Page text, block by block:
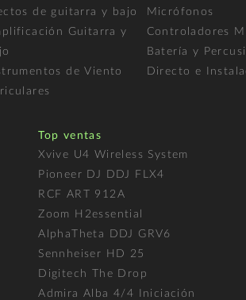
de guitarra y bajo
Guitarra y
de Viento
Micrófonos
Controladores
Batería y
Directo e
Top ventas
Xvive U4 Wireless System
Pioneer DJ DDJ FLX4
RCF ART 912A
Zoom H2essential
AlphaTheta DDJ GRV6
Sennheiser HD 25
Digitech The Drop
Admira Alba 4/4 Iniciación